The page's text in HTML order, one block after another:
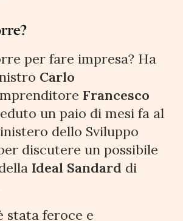
per fare impresa? Ha
Carlo
Francesco
un paio di mesi fa al
dello Sviluppo
discutere un possibile
Ideal Sandard di
stata feroce e